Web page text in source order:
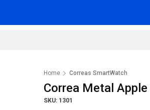
Home Correas SmartWatch
Correa Metal
SKU: 1301